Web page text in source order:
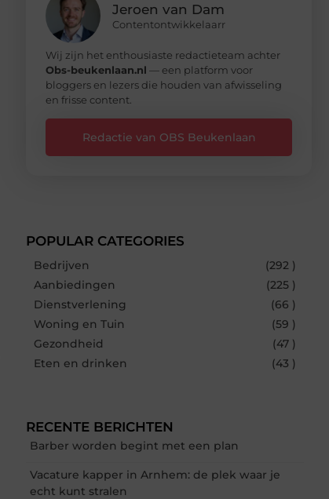
Jeroen van Dam
Contentontwikkelaarr
Wij zijn het enthousiaste redactieteam achter
Obs-beukenlaan.nl — een platform voor
bloggers en lezers die houden van afwisseling
en frisse content.
Redactie van OBS Beukenlaan
POPULAR CATEGORIES
Bedrijven
(292 )
Aanbiedingen
(225 )
Dienstverlening
(66 )
Woning en Tuin
(59 )
Gezondheid
(47 )
Eten en drinken
(43 )
RECENTE BERICHTEN
Barber worden begint met een plan
Vacature kapper in Arnhem: de plek waar je
echt kunt stralen